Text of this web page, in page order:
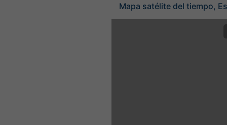
Mapa satélite del tiempo,